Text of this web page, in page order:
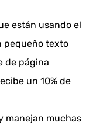
están usando el
pequeño texto
de página
un 10% de
manejan muchas